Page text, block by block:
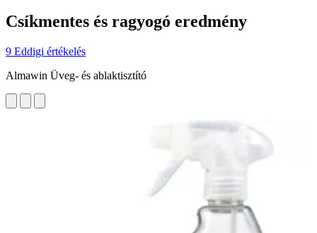
Csíkmentes és ragyogó eredmény
9 Eddigi értékelés
Almawin Üveg- és ablaktisztító